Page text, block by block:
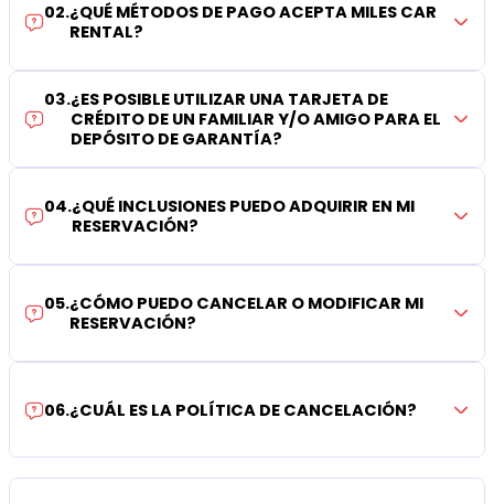
02.¿QUÉ MÉTODOS DE PAGO ACEPTA MILES CAR
RENTAL?
03.¿ES POSIBLE UTILIZAR UNA TARJETA DE
CRÉDITO DE UN FAMILIAR Y/O AMIGO PARA EL
DEPÓSITO DE GARANTÍA?
04.¿QUÉ INCLUSIONES PUEDO ADQUIRIR EN MI
RESERVACIÓN?
05.¿CÓMO PUEDO CANCELAR O MODIFICAR MI
RESERVACIÓN?
06.¿CUÁL ES LA POLÍTICA DE CANCELACIÓN?